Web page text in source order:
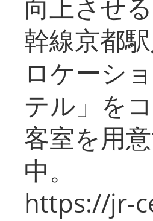
向上させ
幹線京都
ロケーシ
テル」を
客室を用
中。
https://jr-